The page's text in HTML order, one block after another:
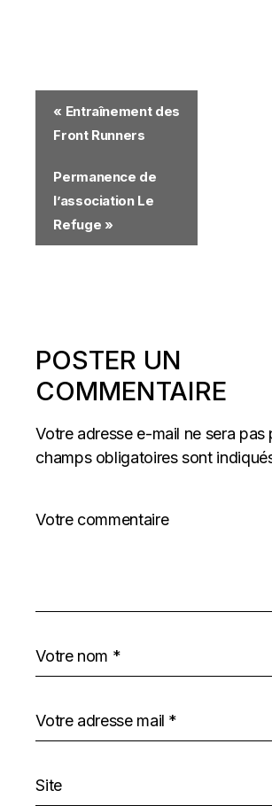
« Entraînement des
Front Runners
Permanence de
l’association Le
Refuge »
POSTER UN
COMMENTAIRE
Votre adresse e-mail ne sera pas
champs obligatoires sont